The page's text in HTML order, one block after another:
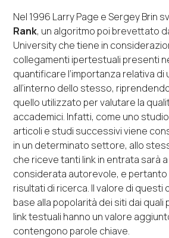
Nel 1996 Larry Page e Sergey Brin
Rank, un algoritmo poi brevettato
University che tiene in
collegamenti ipertestuali presenti
quantificare l’importanza relativa di
all’interno dello stesso,
quello utilizzato per valutare la
accademici. Infatti, come uno
articoli e studi successivi viene
in un determinato settore, allo
che riceve tanti link in entrata sarà
considerata autorevole, e pertanto
risultati di ricerca. Il valore di questi
base alla popolarità dei siti dai quali
link testuali hanno un valore
contengono parole chiave.